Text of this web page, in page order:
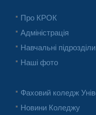
Про КРОК
Адміністрація
Навчальні підрозділи
Наші фото
Фаховий коледж
Новини Коледжу